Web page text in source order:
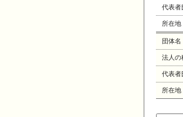
代表者
所在地
団体名
法人の
代表者
所在地